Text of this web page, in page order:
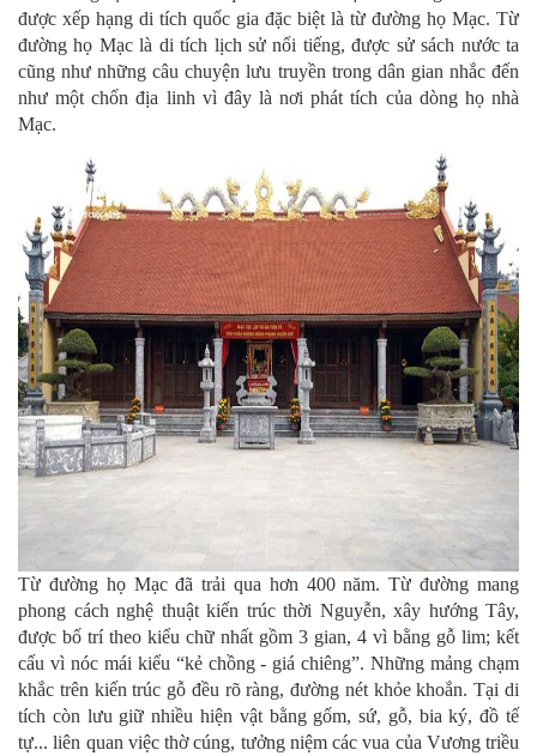
được xếp hạng di tích quốc gia đặc biệt là từ đường họ Mạc. Từ
đường họ Mạc là di tích lịch sử nổi tiếng, được sử sách nước ta
cũng như những câu chuyện lưu truyền trong dân gian nhắc đến
như một chốn địa linh vì đây là nơi phát tích của dòng họ nhà
Mạc.
Từ đường họ Mạc đã trải qua hơn 400 năm. Từ đường mang
phong cách nghệ thuật kiến trúc thời Nguyễn, xây hướng Tây,
được bố trí theo kiểu chữ nhất gồm 3 gian, 4 vì bằng gỗ lim; kết
cấu vì nóc mái kiểu “kẻ chồng - giá chiêng”. Những mảng chạm
khắc trên kiến trúc gỗ đều rõ ràng, đường nét khỏe khoắn. Tại di
tích còn lưu giữ nhiều hiện vật bằng gốm, sứ, gỗ, bia ký, đồ tế
tự... liên quan việc thờ cúng, tưởng niệm các vua của Vương triều